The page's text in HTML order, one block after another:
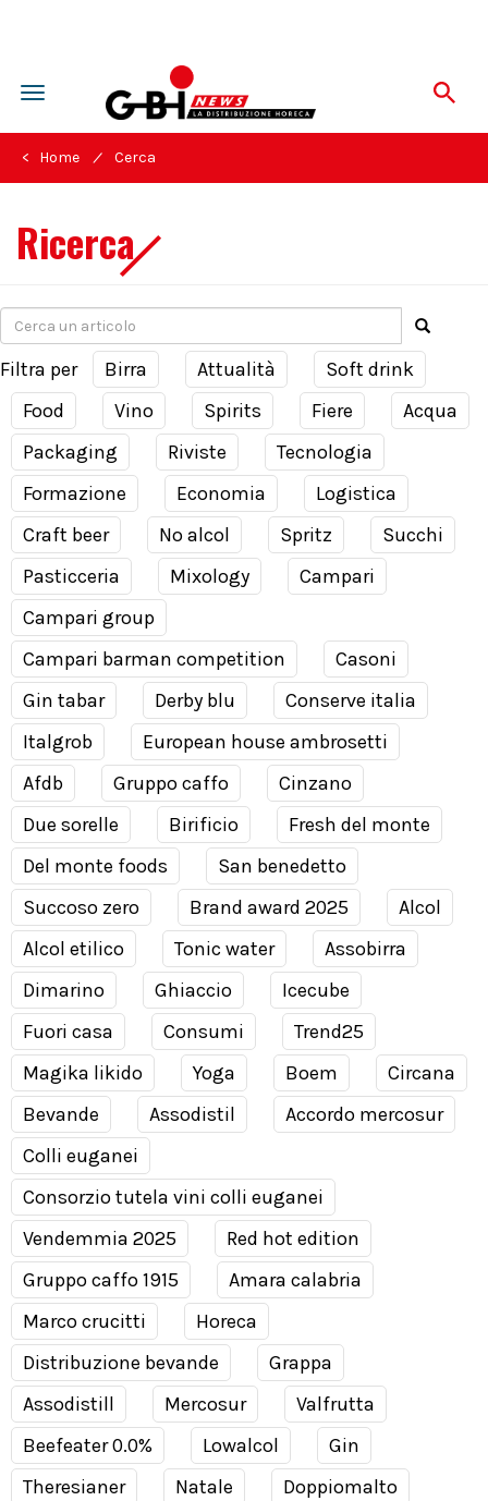
Toggle
navigation
< Home / Cerca
Ricerca
Filtra per Birra Attualità
Soft drink
Food
Vino Spirits Fiere
Acqua
Packaging
Riviste
Tecnologia
Formazione
Economia
Logistica
Craft beer
No alcol Spritz
Succhi
Pasticceria
Mixology
Campari
Campari group
Campari barman competition
Casoni
Gin tabar
Derby blu
Conserve italia
Italgrob
European house ambrosetti
Afdb
Gruppo caffo
Cinzano
Due sorelle
Birificio
Fresh del monte
Del monte foods
San benedetto
Succoso zero
Brand award 2025
Alcol
Alcol etilico
Tonic water
Assobirra
Dimarino
Ghiaccio
Icecube
Fuori casa
Consumi
Trend25
Magika likido
Yoga Boem
Circana
Bevande
Assodistil
Accordo mercosur
Colli euganei
Consorzio tutela vini colli euganei
Vendemmia 2025
Red hot edition
Gruppo caffo 1915
Amara calabria
Marco crucitti
Horeca
Distribuzione bevande
Grappa
Assodistill
Mercosur
Valfrutta
Beefeater 0.0%
Lowalcol
Gin
Theresianer
Natale
Doppiomalto